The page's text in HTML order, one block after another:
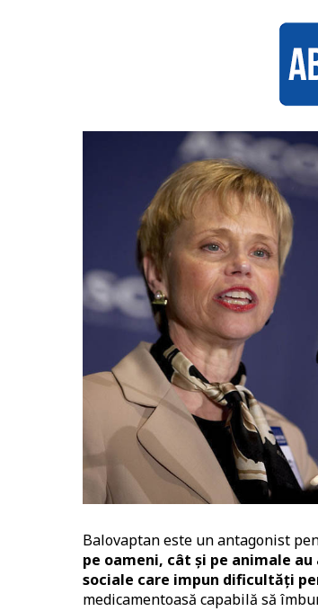
Balovaptan este un antagonist
pe oameni, cât și pe animale
sociale care impun dificultăți
medicamentoasă capabilă să